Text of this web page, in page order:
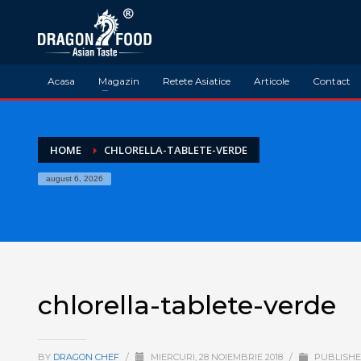
Acasa Magazin Retete Asiatice Articole Contact
HOME CHLORELLA-TABLETE-VERDE
august 6, 2026
chlorella-tablete-verde
BY DRAGON CHEF / MIERCURI, 28 NOIEMBRIE 2018 /